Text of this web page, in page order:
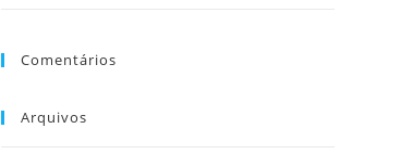
Comentários
Arquivos